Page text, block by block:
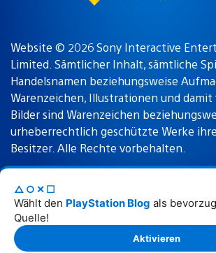
△○✕☐
Wählt den PlayStation Blog als
Quelle!
Aktivieren
Website © 2026 Sony Interactive
Limited. Sämtlicher Inhalt, sämtliche
Handelsnamen beziehungsweise
Warenzeichen, Illustrationen und damit
Bilder sind Warenzeichen
urheberrechtlich geschützte Werke
Besitzer. Alle Rechte vorbehalten.
Nutzungsbedingungen
Rechtliche Hinweise